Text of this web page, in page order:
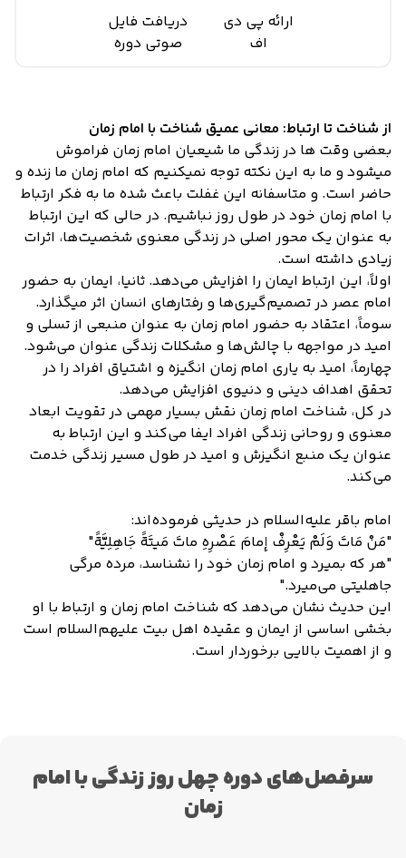
ارائه پی دی
اف
دریافت فایل
صوتی دوره
از شناخت تا ارتباط: معانی عمیق شناخت با امام زمان
بعضی وقت ها در زندگی ما شیعیان امام زمان فراموش
میشود و ما به این نکته توجه نمیکنیم که امام زمان ما زنده و
حاضر است. و متاسفانه این غفلت باعث شده ما به فکر ارتباط
با امام زمان خود در طول روز نباشیم. در حالی که این ارتباط
به عنوان یک محور اصلی در زندگی معنوی شخصیت‌ها، اثرات
زیادی داشته است.
اولاً، این ارتباط ایمان را افزایش می‌دهد. ثانیا، ایمان به حضور
امام عصر در تصمیم‌گیری‌ها و رفتارهای انسان اثر میگذارد.
سوماً، اعتقاد به حضور امام زمان به عنوان منبعی از تسلی و
امید در مواجهه با چالش‌ها و مشکلات زندگی عنوان می‌شود.
چهارماً، امید به یاری امام زمان انگیزه و اشتیاق افراد را در
تحقق اهداف دینی و دنیوی افزایش می‌دهد.
در کل، شناخت امام زمان نقش بسیار مهمی در تقویت ابعاد
معنوی و روحانی زندگی افراد ایفا می‌کند و این ارتباط به
عنوان یک منبع انگیزش و امید در طول مسیر زندگی خدمت
می‌کند.
امام باقر علیه‌السلام در حدیثی فرموده‌اند:
"مَنْ مَاتَ وَلَمْ یَعْرِفْ إمامَ عَصْرِهِ ماتَ مَیتَةً جَاهِلِیَّةً"
"هر که بمیرد و امام زمان خود را نشناسد، مرده مرگی
جاهلیتی می‌میرد."
این حدیث نشان می‌دهد که شناخت امام زمان و ارتباط با او
بخشی اساسی از ایمان و عقیده اهل بیت علیهم‌السلام است
و از اهمیت بالایی برخوردار است.
سرفصل‌های دوره چهل روز زندگی با امام
زمان